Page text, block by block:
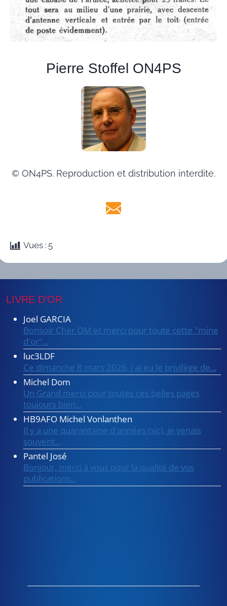
Pierre Stoffel ON4PS
© ON4PS. Reproduction et distribution interdite.
Vues : 5
LIVRE D’OR
Joel GARCIA
Bonsoir Cher OM et merci pour toute cette "mine
d'or"...
luc3LDF
Ce dimanche 8 mars 2026, j'ai eu le privilège de...
Michel Dom
Un Grand merci pour toutes ces belles pages
toujours bien...
HB9AFO Michel Vonlanthen
Il y a une quarantaine d'années (sic), je venais
souvent...
Pantel José
Bonjour, merci à vous pour la qualité de vos
publications...